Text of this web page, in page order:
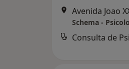
Avenida Joao
Schema -
Consulta de